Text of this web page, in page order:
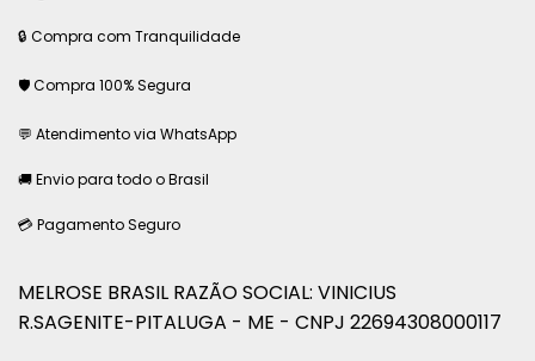
🔒 Compra com Tranquilidade
🛡 Compra 100% Segura
💬 Atendimento via WhatsApp
🚚 Envio para todo o Brasil
💳 Pagamento Seguro
MELROSE BRASIL RAZÃO SOCIAL: VINICIUS
R.SAGENITE-PITALUGA - ME - CNPJ 22694308000117